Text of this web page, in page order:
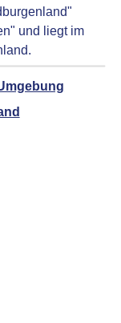
und liegt im